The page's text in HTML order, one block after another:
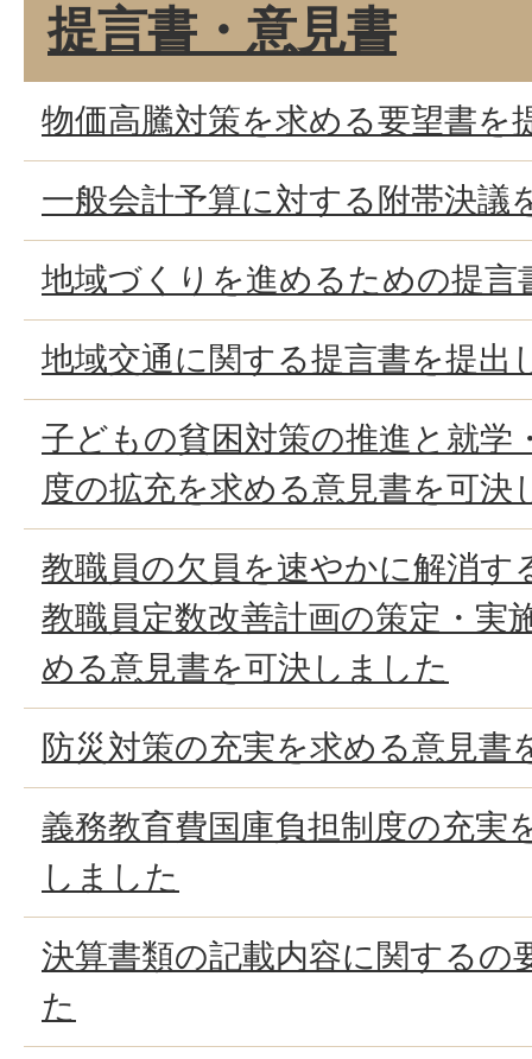
提言書・意見書
物価高騰対策を求める要望書を
一般会計予算に対する附帯決議
地域づくりを進めるための提言
地域交通に関する提言書を提出
子どもの貧困対策の推進と就学
度の拡充を求める意見書を可決
教職員の欠員を速やかに解消す
教職員定数改善計画の策定・実
める意見書を可決しました
防災対策の充実を求める意見書
義務教育費国庫負担制度の充実
しました
決算書類の記載内容に関するの
た